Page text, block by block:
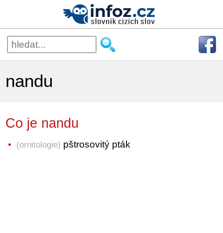
nandu
Co je nandu
(ornitologie) pštrosovitý pták